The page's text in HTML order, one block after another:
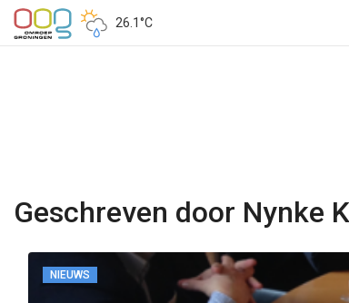
26.1°C
Geschreven door Nynke
NIEUWS